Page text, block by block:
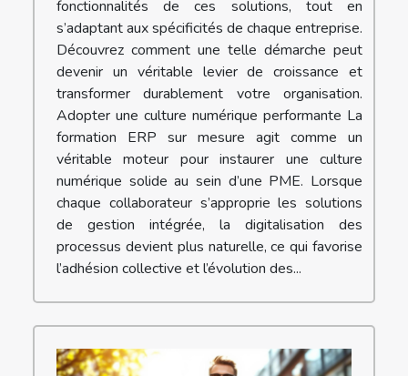
fonctionnalités de ces solutions, tout en
s’adaptant aux spécificités de chaque entreprise.
Découvrez comment une telle démarche peut
devenir un véritable levier de croissance et
transformer durablement votre organisation.
Adopter une culture numérique performante La
formation ERP sur mesure agit comme un
véritable moteur pour instaurer une culture
numérique solide au sein d’une PME. Lorsque
chaque collaborateur s’approprie les solutions
de gestion intégrée, la digitalisation des
processus devient plus naturelle, ce qui favorise
l’adhésion collective et l’évolution des...